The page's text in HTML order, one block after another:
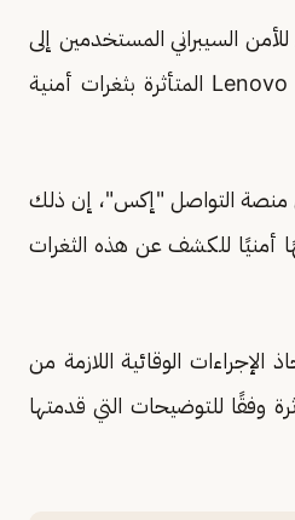
السيبراني المستخدمين إلى
الإسراع في تحديث منتجات Lenovo المتأثرة بثغرات أمنية
منصة التواصل "إكس"، إن ذلك
أمنيًا للكشف عن هذه الثغرات
الإجراءات الوقائية اللازمة من
وفقًا للتوضيحات التي قدمتها